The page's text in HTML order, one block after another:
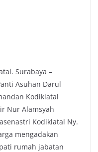
Surabaya –
Asuhan Darul
Kodiklatal
Nur Alamsyah
Kodiklatal Ny.
mengadakan
rumah jabatan